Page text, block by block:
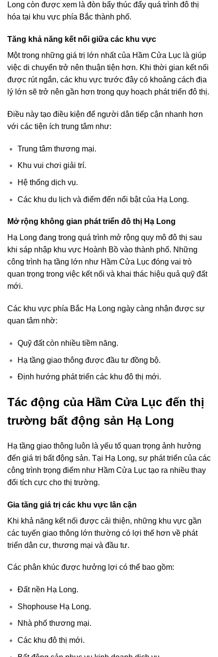
Long còn được xem là đòn bẩy thúc đẩy quá trình đô thị
hóa tại khu vực phía Bắc thành phố.
Tăng khả năng kết nối giữa các khu vực
Một trong những giá trị lớn nhất của Hầm Cửa Lục là giúp
việc di chuyển trở nên thuận tiện hơn. Khi thời gian kết nối
được rút ngắn, các khu vực trước đây có khoảng cách địa
lý lớn sẽ trở nên gần hơn trong quy hoạch phát triển đô thị.
Điều này tạo điều kiện để người dân tiếp cận nhanh hơn
với các tiện ích trung tâm như:
Trung tâm thương mại.
Khu vui chơi giải trí.
Hệ thống dịch vụ.
Các khu du lịch và điểm đến nổi bật của Hạ Long.
Mở rộng không gian phát triển đô thị Hạ Long
Hạ Long đang trong quá trình mở rộng quy mô đô thị sau
khi sáp nhập khu vực Hoành Bồ vào thành phố. Những
công trình hạ tầng lớn như Hầm Cửa Lục đóng vai trò
quan trọng trong việc kết nối và khai thác hiệu quả quỹ đất
mới.
Các khu vực phía Bắc Hạ Long ngày càng nhận được sự
quan tâm nhờ:
Quỹ đất còn nhiều tiềm năng.
Hạ tầng giao thông được đầu tư đồng bộ.
Định hướng phát triển các khu đô thị mới.
Tác động của Hầm Cửa Lục đến thị
trường bất động sản Hạ Long
Hạ tầng giao thông luôn là yếu tố quan trọng ảnh hưởng
đến giá trị bất động sản. Tại Hạ Long, sự phát triển của các
công trình trọng điểm như Hầm Cửa Lục tạo ra nhiều thay
đổi tích cực cho thị trường.
Gia tăng giá trị các khu vực lân cận
Khi khả năng kết nối được cải thiện, những khu vực gần
các tuyến giao thông lớn thường có lợi thế hơn về phát
triển dân cư, thương mại và đầu tư.
Các phân khúc được hưởng lợi có thể bao gồm:
Đất nền Hạ Long.
Shophouse Hạ Long.
Nhà phố thương mại.
Các khu đô thị mới.